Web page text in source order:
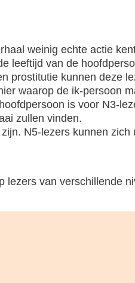
weinig echte actie
leeftijd van de
prostitutie kunnen deze
waarop de ik-persoon
is voor N3-
zullen vinden.
N5-lezers kunnen
van verschillende